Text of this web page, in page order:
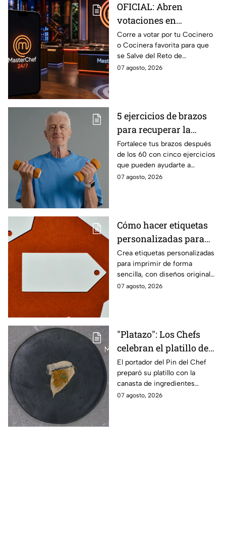
OFICIAL: Abren
votaciones en
MasterChef 24/7 para
que salves a un
Cocinero del Reto de
Eliminación de este
Corre a votar por tu Cocinero
o Cocinera favorita para que
se Salve del Reto de
Eliminación de MasterChef
07 agosto, 2026
5 ejercicios de brazos
para recuperar la
fuerza después de los
60
Fortalece tus brazos después
de los 60 con cinco ejercicios
que pueden ayudarte a
recuperar fuerza, movilidad y
07 agosto, 2026
Cómo hacer etiquetas
personalizadas para
imprimir
Crea etiquetas personalizadas
para imprimir de forma
sencilla, con diseños originales
y detalles adaptados a tus
07 agosto, 2026
"Platazo": Los Chefs
celebran el platillo de
Lancer en la gala de
salvación de
MasterChef 24/7
El portador del Pin del Chef
preparó su platillo con la
canasta de ingredientes
exóticos que contenía erizo de
07 agosto, 2026